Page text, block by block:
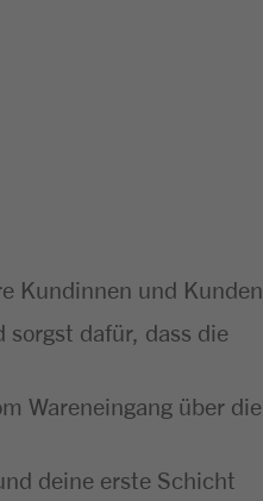
Kundinnen und Kunden
dafür, dass die
Wareneingang über die
deine erste Schicht